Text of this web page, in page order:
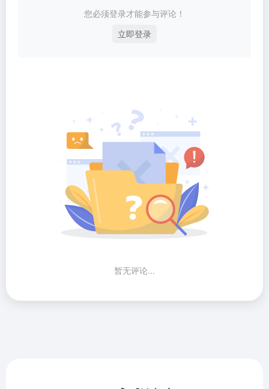
您必须登录才能参与评论！
立即登录
暂无评论...